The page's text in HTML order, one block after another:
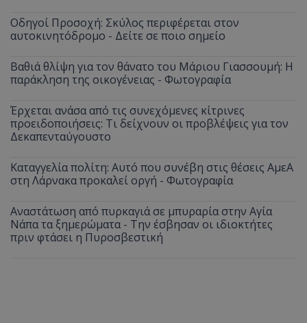
Οδηγοί Προσοχή: Σκύλος περιφέρεται στον
αυτοκινητόδρομο - Δείτε σε ποιο σημείο
Βαθιά θλίψη για τον θάνατο του Μάριου Γιασσουμή: Η
παράκληση της οικογένειας - Φωτογραφία
Έρχεται ανάσα από τις συνεχόμενες κίτρινες
προειδοποιήσεις: Τι δείχνουν οι προβλέψεις για τον
Δεκαπενταύγουστο
Καταγγελία πολίτη: Αυτό που συνέβη στις θέσεις ΑμεΑ
στη Λάρνακα προκαλεί οργή - Φωτογραφία
Αναστάτωση από πυρκαγιά σε μπυραρία στην Αγία
Νάπα τα ξημερώματα - Την έσβησαν οι ιδιοκτήτες
πριν φτάσει η Πυροσβεστική